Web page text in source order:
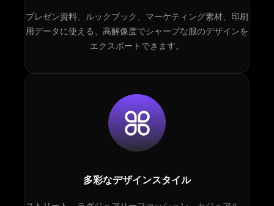
プレゼン資料、ルックブック、マーケティング素材、印刷
用データに使える、高解像度でシャープな服のデザインを
エクスポートできます。
多彩なデザインスタイル